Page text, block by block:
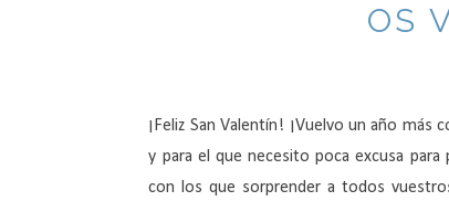
OS
¡Feliz San Valentín! ¡Vuelvo un año más
y para el que necesito poca excusa
con los que sorprender a todos